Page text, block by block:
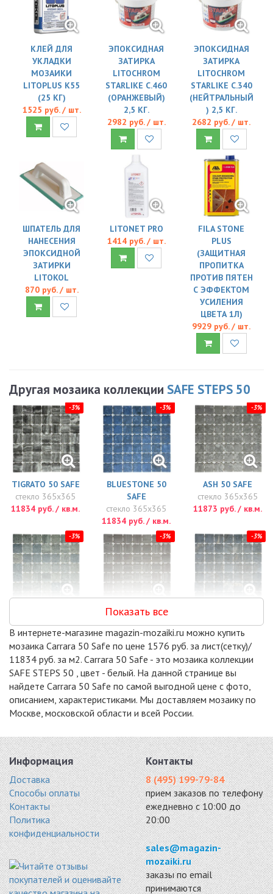
КЛЕЙ ДЛЯ
УКЛАДКИ
МОЗАИКИ
LITOPLUS K55
(25 КГ)
1525 руб. / шт.
ЭПОКСИДНАЯ
ЗАТИРКА
LITOCHROM
STARLIKE C.460
(ОРАНЖЕВЫЙ)
2,5 КГ.
2982 руб. / шт.
ЭПОКСИДНАЯ
ЗАТИРКА
LITOCHROM
STARLIKE C.340
(НЕЙТРАЛЬНЫЙ
) 2,5 КГ.
2682 руб. / шт.
ШПАТЕЛЬ ДЛЯ
НАНЕСЕНИЯ
ЭПОКСИДНОЙ
ЗАТИРКИ
LITOKOL
870 руб. / шт.
LITONET PRO
1414 руб. / шт.
FILA STONE
PLUS
(ЗАЩИТНАЯ
ПРОПИТКА
ПРОТИВ ПЯТЕН
С ЭФФЕКТОМ
УСИЛЕНИЯ
ЦВЕТА 1Л)
9929 руб. / шт.
Другая мозаика коллекции SAFE STEPS 50
-3%
TIGRATO 50 SAFE
стекло 365x365
11834 руб. / кв.м.
-3%
BLUESTONE 50
SAFE
стекло 365x365
11834 руб. / кв.м.
-3%
ASH 50 SAFE
стекло 365x365
11873 руб. / кв.м.
-3%
SAFE
стекло 365x365
11873 руб. / кв.м.
-3%
CREAMSTONE 50
SAFE
стекло 365x365
11873 руб. / кв.м.
-3%
SAFE
стекло 365x365
11873 руб. / кв.м.
-3%
SANDSTONE 50
SAFE
стекло 365x365
11873 руб. / кв.м.
-3%
PHYLLITE 50
SAFE
стекло 365x365
11873 руб. / кв.м.
-3%
SARSEN 50 SAFE
стекло 365x365
11873 руб. / кв.м.
Показать все
В интернете-магазине magazin-mozaiki.ru можно купить
мозаика Carrara 50 Safe по цене 1576 руб. за лист(сетку)/
11834 руб. за м2. Carrara 50 Safe - это мозаика коллекции
SAFE STEPS 50 , цвет - белый. На данной странице вы
найдете Carrara 50 Safe по самой выгодной цене с фото,
описанием, характеристиками. Мы доставляем мозаику по
Москве, московской области и всей России.
Информация
Доставка
Способы оплаты
Контакты
Политика
конфиденциальности
Контакты
8 (495) 199-79-84
прием заказов по телефону
ежедневно с 10:00 до
20:00
sales@magazin-
mozaiki.ru
заказы по email
принимаются